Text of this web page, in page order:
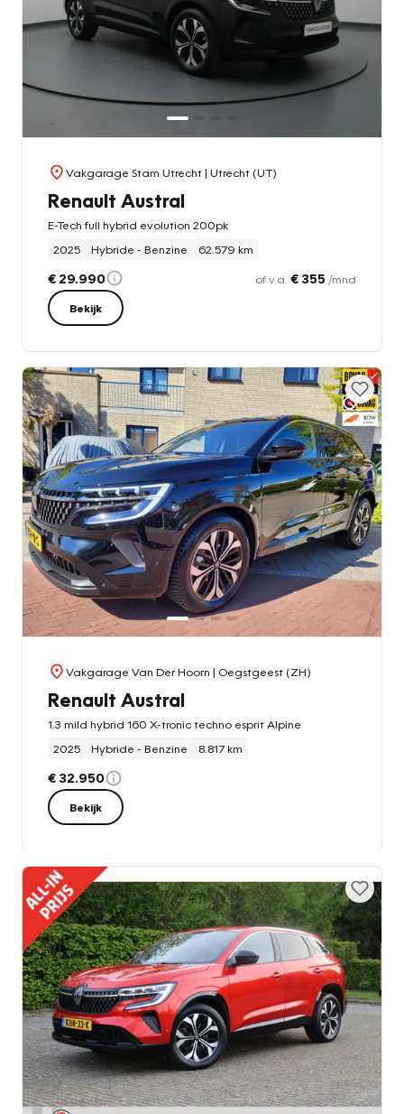
Vakgarage Stam Utrecht| Utrecht (UT)
Renault Austral
E-Tech full hybrid evolution 200pk
2025
Hybride - Benzine 62.579 km
€ 29.990 of v.a. € 355 /mnd
Bekijk
Vakgarage Van Der Hoorn | Oegstgeest (ZH)
Renault Austral
1.3 mild hybrid 160 X-tronic techno esprit Alpine
2025
Hybride - Benzine 8.817 km
€ 32.950
Bekijk